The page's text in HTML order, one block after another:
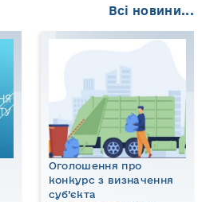
Всі новини...
Оголошення про
конкурс з визначення
суб’єкта